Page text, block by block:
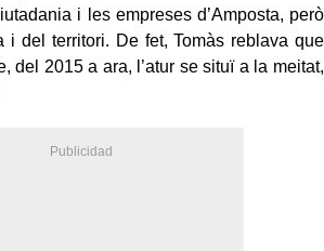
i les empreses d’Amposta, però
i del territori. De fet, Tomàs reblava que
del 2015 a ara, l’atur se situï a la meitat,